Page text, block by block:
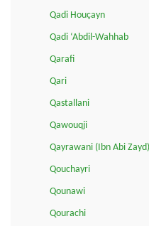
Qadi Houçayn
Qadi ‘Abdil-Wahhab
Qarafi
Qari
Qastallani
Qawouqji
Qayrawani (Ibn Abi Zayd)
Qouchayri
Qounawi
Qourachi